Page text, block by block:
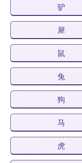
驴
犀
鼠
兔
狗
马
虎